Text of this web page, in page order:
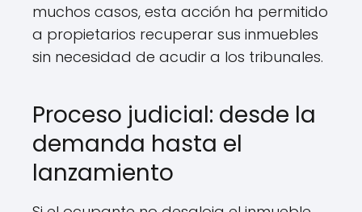
muchos casos, esta acción ha permitido
a propietarios recuperar sus inmuebles
sin necesidad de acudir a los tribunales.
Proceso judicial: desde la
demanda hasta el
lanzamiento